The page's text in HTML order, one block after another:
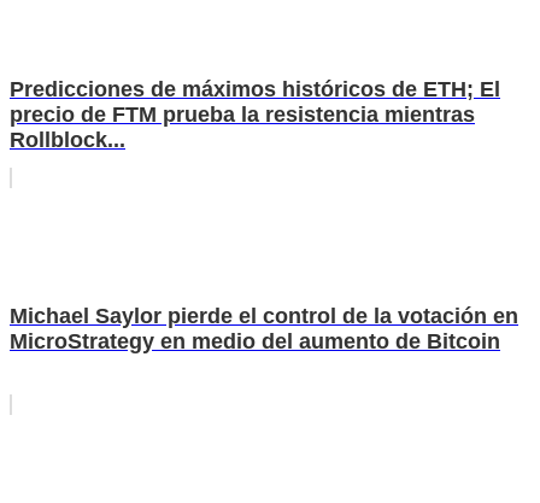
Predicciones de máximos históricos de ETH; El
precio de FTM prueba la resistencia mientras
Rollblock...
Michael Saylor pierde el control de la votación en
MicroStrategy en medio del aumento de Bitcoin